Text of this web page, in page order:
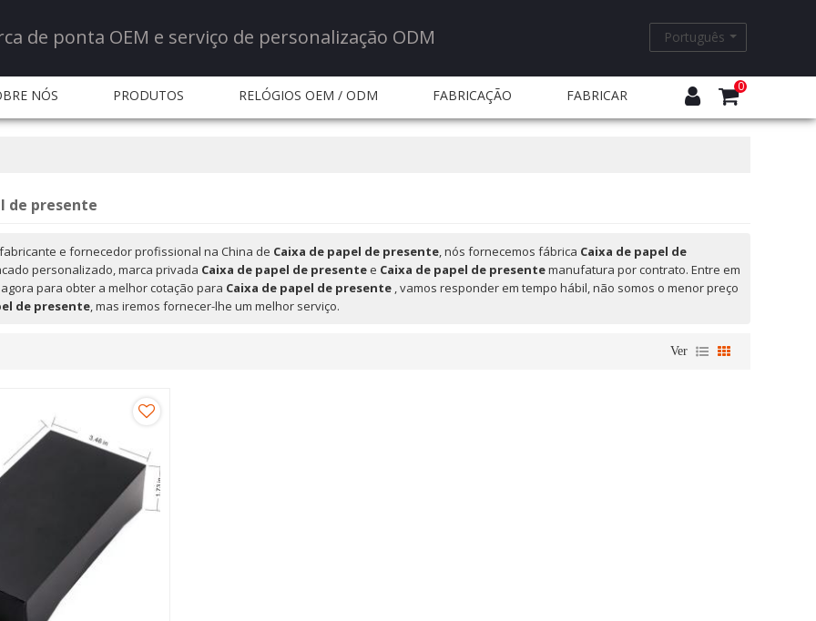
de ponta OEM e serviço de personalização ODM Português
NÓS PRODUTOS RELÓGIOS OEM / ODM FABRICAÇÃO FABRICAR
0
de presente
e fornecedor profissional na China de Caixa de papel de presente, nós fornecemos fábrica Caixa de papel de
personalizado, marca privada Caixa de papel de presente e Caixa de papel de presentemanufatura por contrato. Entre em
para obter a melhor cotação para Caixa de papel de presente , vamos responder em tempo hábil, não somos o menor preço
de presente, mas iremos fornecer-lhe um melhor serviço.
Ver